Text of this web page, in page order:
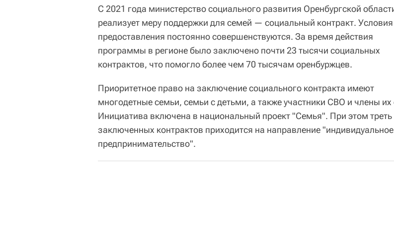
С 2021 года министерство социального развития Оренбургской
реализует меру поддержки для семей — социальный контракт. Условия
предоставления постоянно совершенствуются. За время действия
программы в регионе было заключено почти 23 тысячи социальных
контрактов, что помогло более чем 70 тысячам оренбуржцев.
Приоритетное право на заключение социального контракта имеют
многодетные семьи, семьи с детьми, а также участники СВО и члены их
Инициатива включена в национальный проект "Семья". При этом треть
заключенных контрактов приходится на направление "индивидуальное
предпринимательство".